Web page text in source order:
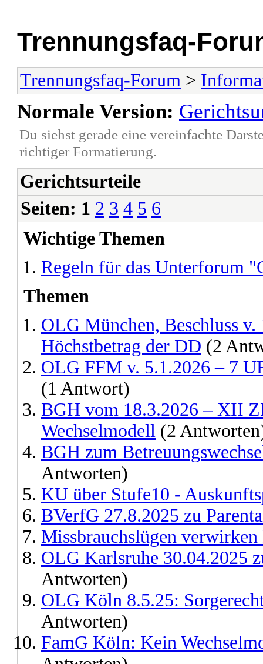
Trennungsfaq-
Trennungsfaq-Forum >
Normale Version:
Du siehst gerade eine vereinfachte
richtiger Formatierung.
Gerichtsurteile
Seiten: 1 2 3 4 5 6
Wichtige Themen
Regeln für das Unterforum
Themen
OLG München, Beschluss
Höchstbetrag der DD (2
OLG FFM v. 5.1.2026 – 7
(1 Antwort)
BGH vom 18.3.2026 – XII
Wechselmodell (2
BGH zum
Antworten)
KU über Stufe10 -
BVerfG 27.8.2025 zu
Missbrauchslügen verwirken
OLG Karlsruhe 30.04.2025
Antworten)
OLG Köln 8.5.25:
Antworten)
FamG Köln: Kein